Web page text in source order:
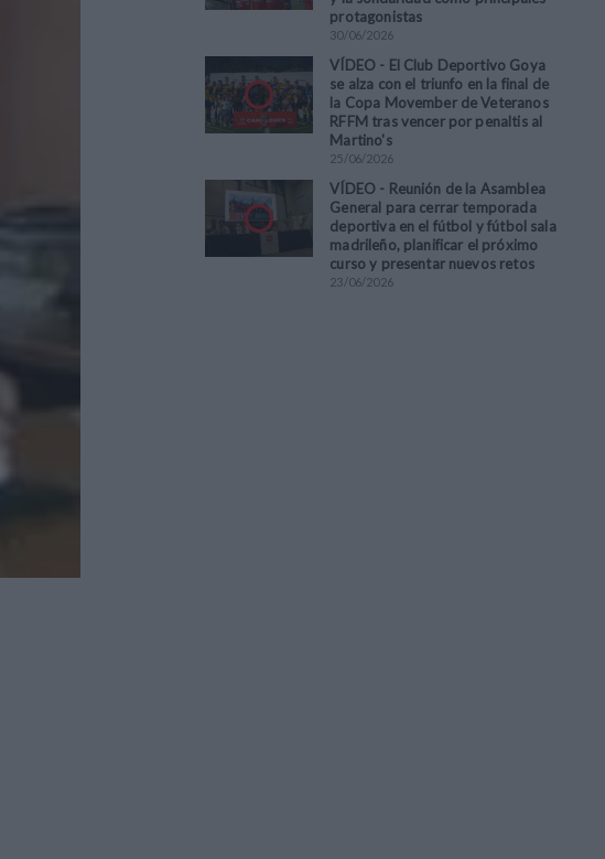
protagonistas
30/06/2026
VÍDEO - El Club Deportivo Goya
se alza con el triunfo en la final de
la Copa Movember de Veteranos
RFFM tras vencer por penaltis al
Martino's
25/06/2026
VÍDEO - Reunión de la Asamblea
General para cerrar temporada
deportiva en el fútbol y fútbol sala
madrileño, planificar el próximo
curso y presentar nuevos retos
23/06/2026